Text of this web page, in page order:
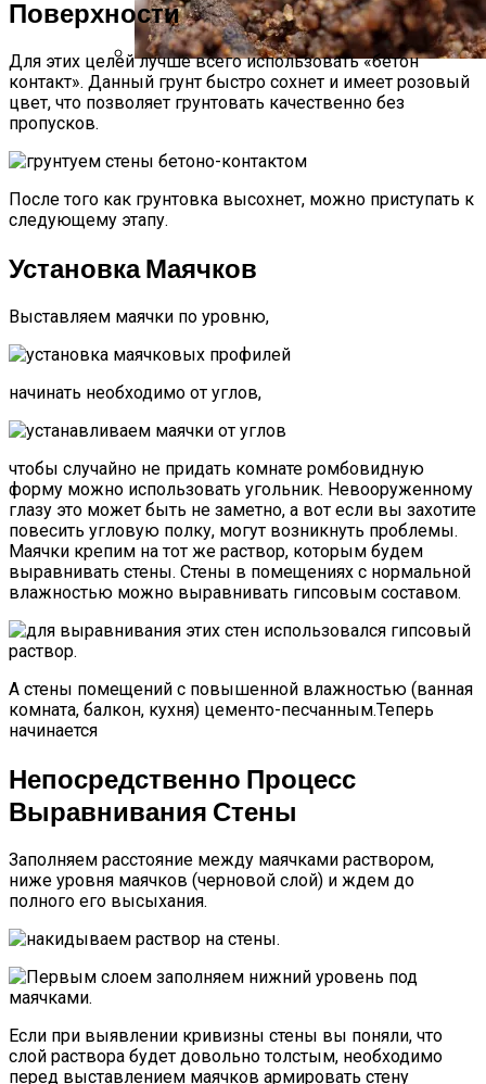
Стратификация Семян
Поверхности
Для этих целей лучше всего использовать «бетон
контакт». Данный грунт быстро сохнет и имеет розовый
цвет, что позволяет грунтовать качественно без
пропусков.
После того как грунтовка высохнет, можно приступать к
следующему этапу.
Установка Маячков
Выставляем маячки по уровню,
начинать необходимо от углов,
чтобы случайно не придать комнате ромбовидную
форму можно использовать угольник. Невооруженному
глазу это может быть не заметно, а вот если вы захотите
повесить угловую полку, могут возникнуть проблемы.
Маячки крепим на тот же раствор, которым будем
выравнивать стены. Стены в помещениях с нормальной
влажностью можно выравнивать гипсовым составом.
А стены помещений с повышенной влажностью (ванная
комната, балкон, кухня) цементо-песчанным.Теперь
начинается
Непосредственно Процесс
Выравнивания Стены
Заполняем расстояние между маячками раствором,
ниже уровня маячков (черновой слой) и ждем до
полного его высыхания.
Если при выявлении кривизны стены вы поняли, что
слой раствора будет довольно толстым, необходимо
перед выставлением маячков армировать стену